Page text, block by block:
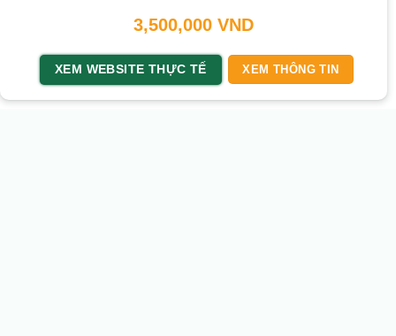
3,500,000 VND
XEM WEBSITE THỰC TẾ XEM THÔNG TIN